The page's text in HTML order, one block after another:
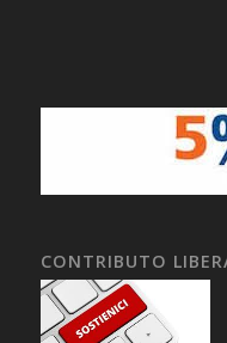
CONTRIBUTO